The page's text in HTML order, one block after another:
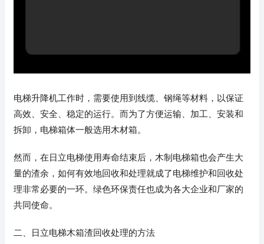
电梯升降机工作时，需要使用到线缆、钢绳等材料，以保证
高效、安全、稳定的运行。而为了方便运输、加工、安装和
拆卸，电梯箱体一般选用木材箱。
然而，在日立电梯使用寿命结束后，木制电梯箱也会产生大
量的渣余，如何有效地回收和处理就成了电梯维护和回收处
理非常必要的一环。绿色环保责任也成为各大企业和厂家的
共同使命。
二、日立电梯木箱渣回收处理的方法